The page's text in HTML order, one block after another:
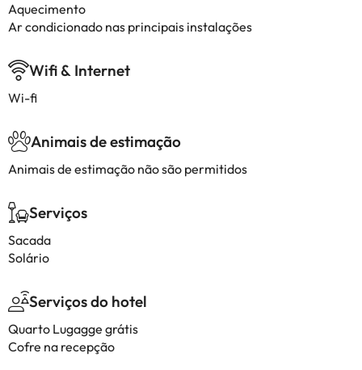
Aquecimento
Ar condicionado nas principais instalações
Wifi & Internet
Wi-fi
Animais de estimação
Animais de estimação não são permitidos
Serviços
Sacada
Solário
Serviços do hotel
Quarto Lugagge grátis
Cofre na recepção